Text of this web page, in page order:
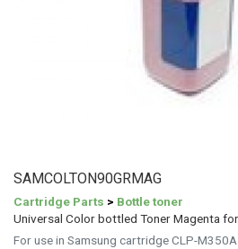
SAMCOLTON90GRMAG
Cartridge Parts > Bottle toner
Universal Color bottled Toner Magenta
For use in Samsung cartridge CLP-M350A